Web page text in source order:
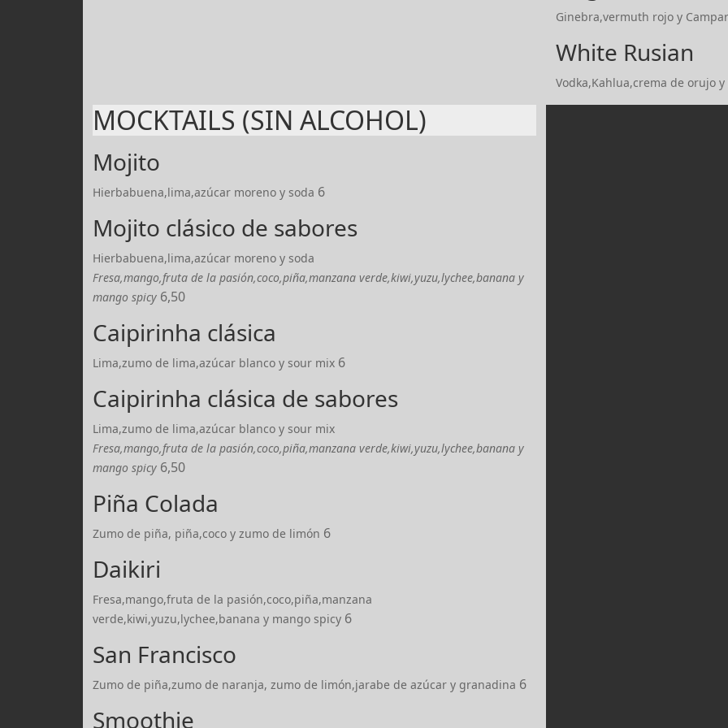
Ginebra,vermuth rojo y
White Rusian
Vodka,Kahlua,crema de orujo y
MOCKTAILS (SIN ALCOHOL)
Mojito
Hierbabuena,lima,azúcar moreno y soda 6
Mojito clásico de sabores
Hierbabuena,lima,azúcar moreno y soda
Fresa,mango,fruta de la pasión,coco,piña,manzana verde,kiwi,yuzu,lychee,banana y
mango spicy 6,50
Caipirinha clásica
Lima,zumo de lima,azúcar blanco y sour mix 6
Caipirinha clásica de sabores
Lima,zumo de lima,azúcar blanco y sour mix
Fresa,mango,fruta de la pasión,coco,piña,manzana verde,kiwi,yuzu,lychee,banana y
mango spicy 6,50
Piña Colada
Zumo de piña, piña,coco y zumo de limón 6
Daikiri
Fresa,mango,fruta de la pasión,coco,piña,manzana
verde,kiwi,yuzu,lychee,banana y mango spicy 6
San Francisco
Zumo de piña,zumo de naranja, zumo de limón,jarabe de azúcar y granadina 6
Smoothie